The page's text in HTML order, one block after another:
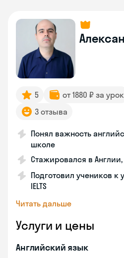
5 от 1880 ₽ за урок
3 отзыва
Понял важность
школе
Стажировался в
Подготовил учеников к
IELTS
Читать дальше
Услуги и цены
Английский язык